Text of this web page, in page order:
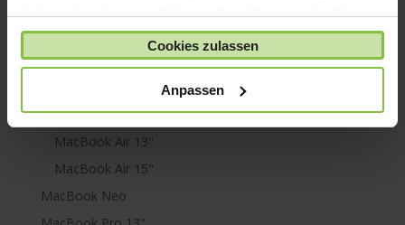
haben oder die sie im Rahmen Ihrer Nutzung der Dienste
gesammelt haben.
Cookies zulassen
Anpassen
Mac Studio
MacBook
M1
MacBook Air 13"
MacBook Air 15"
MacBook Neo